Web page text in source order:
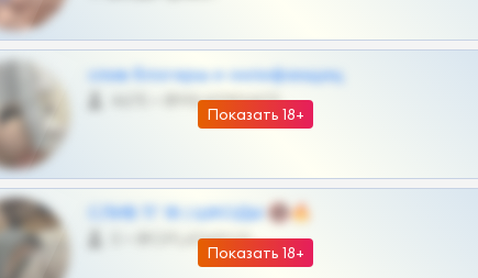
Показать 18+
слив блогерш и онлифанщиц
@MILKPRIVATES39BOT
Показать 18+
СЛИВ ТГ 18 | ШКОДЫ 🔞🔥
@OPLATAPODPSK1BOT